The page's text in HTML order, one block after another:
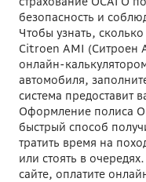
безопасность и
Чтобы узнать,
Citroen AMI (Ситроен
онлайн-
автомобиля,
система предоставит
Оформление полиса
быстрый способ
тратить время на
или стоять в
сайте, оплатите